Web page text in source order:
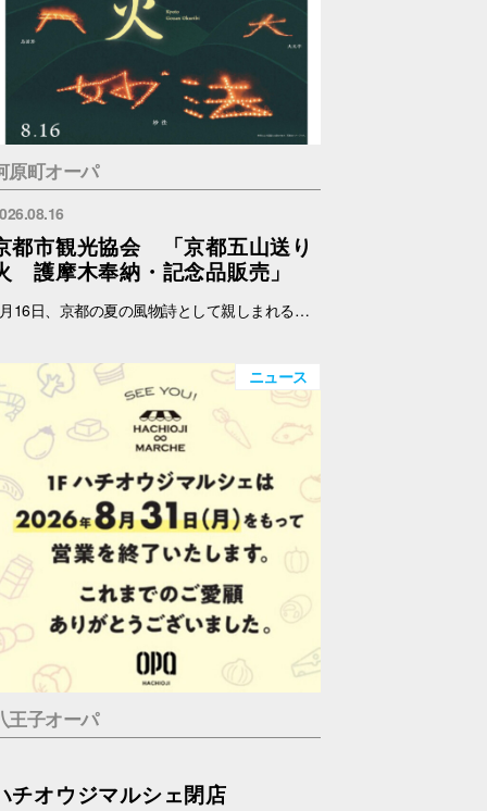
原町オーパ
都市観光協会 「京都五山送り
護摩木奉納・記念品販売」
8月16日、京都の夏の風物詩として親しまれる京都五山送り火が執り行われます。 京都市観光協会では、伝統あるこの行事をより多くの人に知ってもらい、身近に触れていただくため、五山送り火をモチーフにしたオリジナルの扇子、記念符、手ぬぐい及び五山共通護摩木を制作・販売します。 また、各山の点火時に用いられる護摩木を受付し、各山に奉納します。 これらの販売における売上の一部は、五山送り火行事の保存・継承のために役立てられます。 日時：8月14日(金)～15日(土) 11:00～17:00 場所：メインエントランス横 店頭スペース（サマンサタバサ前） 内容：五山共通護摩木奉納、記念品販売 ※なくなり次第終了 ※奉納する山はご指定いただけません。 護摩木奉納・記念品販売に関する詳細およびお問い合わせは、下記ホームページをご覧ください。 京都市観光協会 https://www.kyokanko.or.jp/news/20260731_1/ 京都観光Navi https://ja.kyoto.travel/event/major/okuribi/
ニュース
王子オーパ
チオウジマルシェ閉店